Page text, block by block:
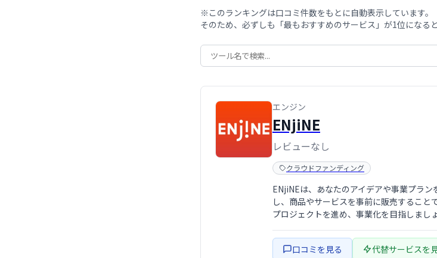
※このランキングは口コミ件数をもとに自動表示しています。
そのため、必ずしも「最もおすすめのサービス」が1位になる
エンジン
ENjiNE
レビューなし
クラウドファンディング
ENjiNEは、あなたのアイデアや事業プラ
し、商品やサービスを事前に販売するこ
プロジェクトを進め、事業化を目指しまし
口コミを見る 代替サービスを